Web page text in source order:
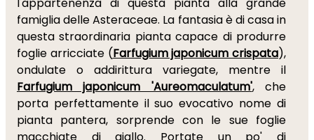
famiglia delle Asteraceae. La fantasia è di casa in
questa straordinaria pianta capace di produrre
foglie arricciate (Farfugium japonicum crispata),
ondulate o addirittura variegate, mentre il
Farfugium japonicum 'Aureomaculatum', che
porta perfettamente il suo evocativo nome di
pianta pantera, sorprende con le sue foglie